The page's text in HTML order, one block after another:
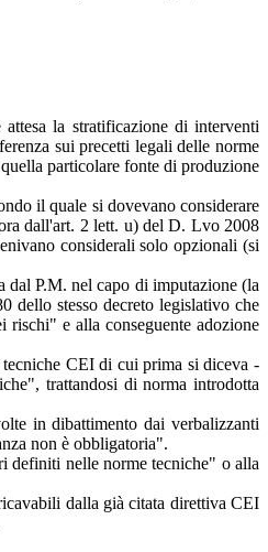
la stratificazione di interventi
sui precetti legali delle norme
particolare fonte di produzione
il quale si dovevano considerare
dall'art. 2 lett. u) del D. Lvo 2008
considerali solo opzionali (si
dal P.M. nel capo di imputazione (la
dello stesso decreto legislativo che
e alla conseguente adozione
CEI di cui prima si diceva -
trattandosi di norma introdotta
in dibattimento dai verbalizzanti
non è obbligatoria".
definiti nelle norme tecniche" o alla
dalla già citata direttiva CEI